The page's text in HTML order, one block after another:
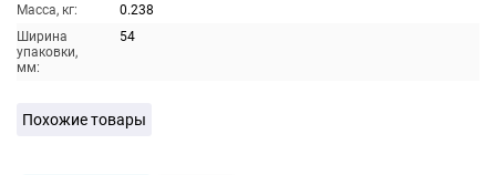
Масса, кг:
0.238
Ширина
упаковки,
мм:
54
Похожие товары